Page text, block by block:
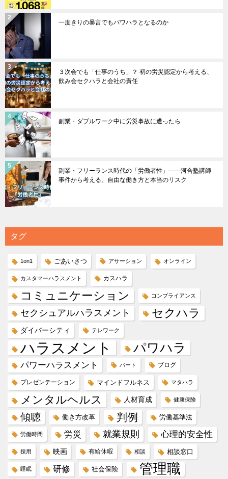
一度きりの暴言でもパワハラとなるのか
３次会でも「仕事のうち」？ 初の労災認定から考える、
飲み会セクハラと会社の責任
副業・ダブルワーク中に労災事故に遭ったら
副業・フリーランス時代の「労働者性」――河合塾講師
事件から考える、自由な働き方と本当のリスク
タグ
1on1 ごあいさつ アサーション オンライン
カスタマーハラスメント カスハラ
コミュニケーション コンプライアンス
セクシュアルハラスメント セクハラ
ダイバーシティ テレワーク
ハラスメント パワハラ
パワーハラスメント パート ブログ
プレゼンテーション マインドフルネス マタハラ
メンタルヘルス 人材育成 健康保険
傾聴 働き方改革 判例 労働基準法
労働時間 労災 就業規則 心理的安全性
採用 映画 有給休暇 相談 相談窓口
睡眠 研修 社会保険 管理職